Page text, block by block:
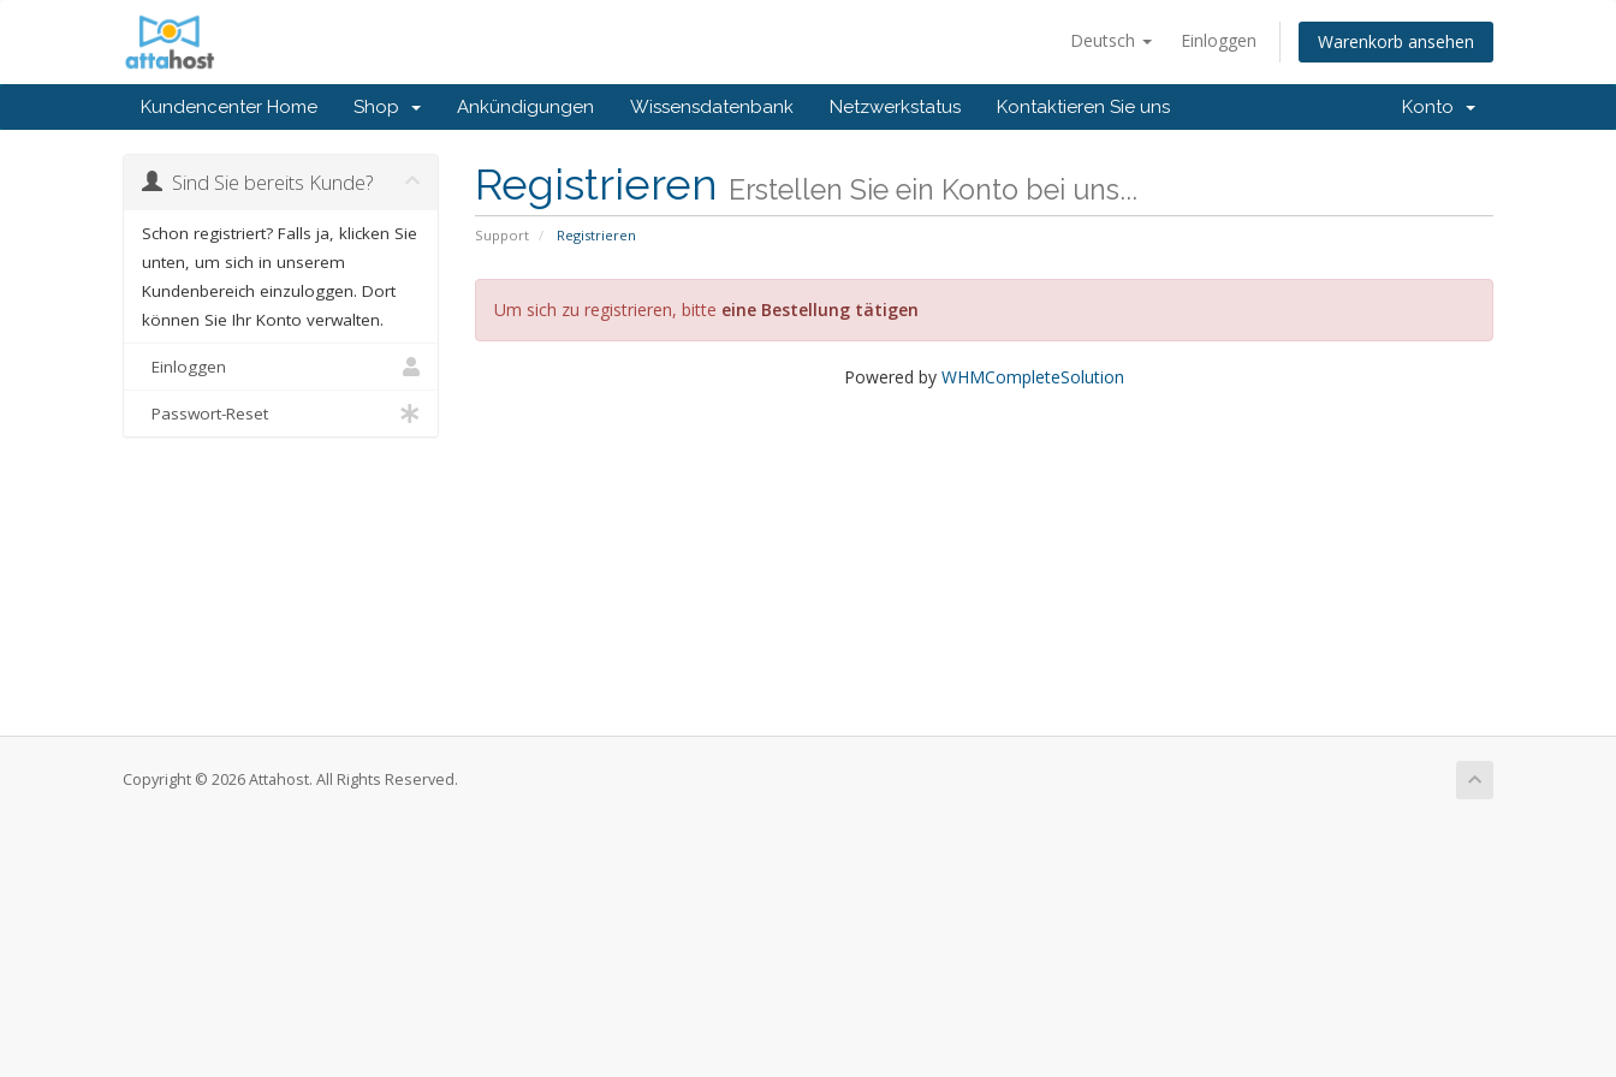
Deutsch Einloggen Warenkorb ansehen
Kundencenter Home Shop Ankündigungen Wissensdatenbank Netzwerkstatus Kontaktieren Sie uns Konto
Registrieren Erstellen Sie ein Konto bei uns...
Support Registrieren
Sind Sie bereits Kunde?
Schon registriert? Falls ja, klicken Sie
unten, um sich in unserem
Kundenbereich einzuloggen. Dort
können Sie Ihr Konto verwalten.
Einloggen
Passwort-Reset
Um sich zu registrieren, bitte eine Bestellung tätigen
Powered by WHMCompleteSolution
Copyright © 2026 Attahost. All Rights Reserved.